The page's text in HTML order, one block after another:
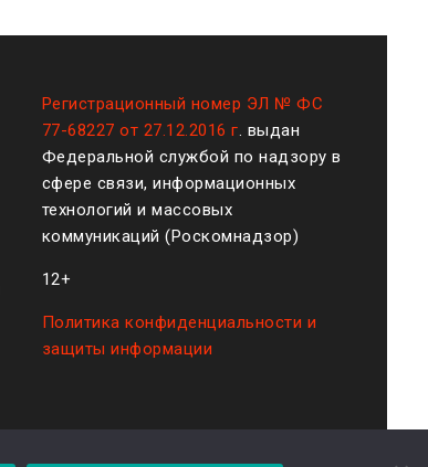
Регистрационный номер ЭЛ № ФС
77-68227 от 27.12.2016 г. выдан
Федеральной службой по надзору в
сфере связи, информационных
технологий и массовых
коммуникаций (Роскомнадзор)
12+
Политика конфиденциальности и
защиты информации